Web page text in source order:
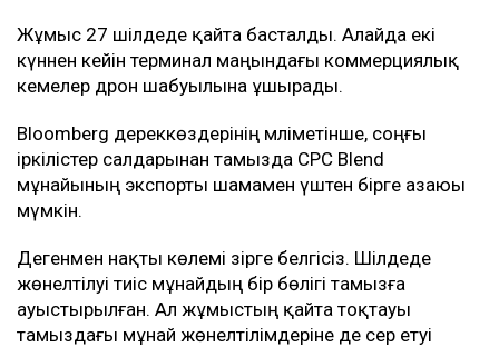
Жұмыс 27 шілдеде қайта басталды. Алайда екі
күннен кейін терминал маңындағы коммерциялық
кемелер дрон шабуылына ұшырады.
Bloomberg дереккөздерінің мәліметінше, соңғы
іркілістер салдарынан тамызда CPC Blend
мұнайының экспорты шамамен үштен бірге азаюы
мүмкін.
Дегенмен нақты көлемі әзірге белгісіз. Шілдеде
жөнелтілуі тиіс мұнайдың бір бөлігі тамызға
ауыстырылған. Ал жұмыстың қайта тоқтауы
тамыздағы мұнай жөнелтілімдеріне де әсер етуі